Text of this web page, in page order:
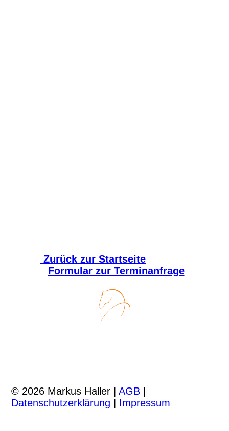
Zurück zur Startseite
Formular zur Terminanfrage
© 2026 Markus Haller |AGB
Datenschutzerklärung
Impressum